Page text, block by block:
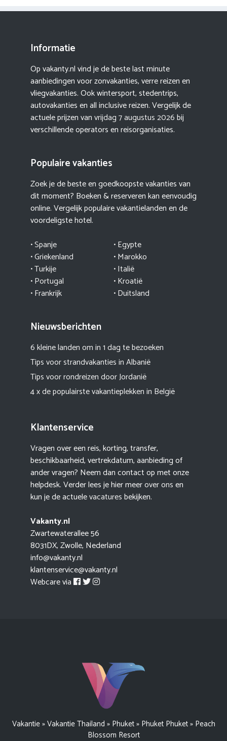
Informatie
Op vakanty.nl vind je de beste last minute
aanbiedingen voor zonvakanties, verre reizen en
vliegvakanties. Ook wintersport, stedentrips,
autovakanties en all inclusive reizen. Vergelijk de
actuele prijzen vanvrijdag 7 augustus 2026bij
verschillende operators en reisorganisaties.
Populaire vakanties
Zoek je de beste en goedkoopste vakanties van
dit moment? Boeken & reserveren kan eenvoudig
online. Vergelijk populaire vakantielanden en de
voordeligste hotel.
• Spanje
• Griekenland
• Turkije
•Portugal
• Frankrijk
• Egypte
•Marokko
• Italië
•Kroatië
• Duitsland
Nieuwsberichten
6 kleine landen om in 1 dag te bezoeken
Tips voor strandvakanties in Albanië
Tips voor rondreizen door Jordanië
4 x de populairste vakantieplekken in België
Klantenservice
Vragen over een reis, korting, transfer,
beschikbaarheid, vertrekdatum, aanbieding of
ander vragen? Neem dan contact op met onze
helpdesk. Verder lees je hier meerover onsen
kun je de actuelevacaturesbekijken.
Vakanty.nl
Zwartewaterallee 56
8031DX, Zwolle, Nederland
info@vakanty.nl
klantenservice@vakanty.nl
Webcare via
Vakantie»Vakantie Thailand » Phuket» Phuket Phuket» Peach
Blossom Resort